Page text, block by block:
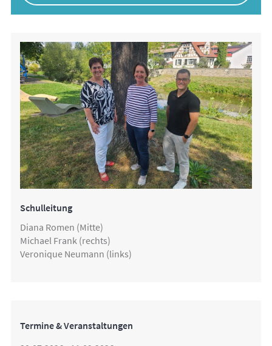
Schulleitung
Diana Romen (Mitte)
Michael Frank (rechts)
Veronique Neumann (links)
Termine & Veranstaltungen